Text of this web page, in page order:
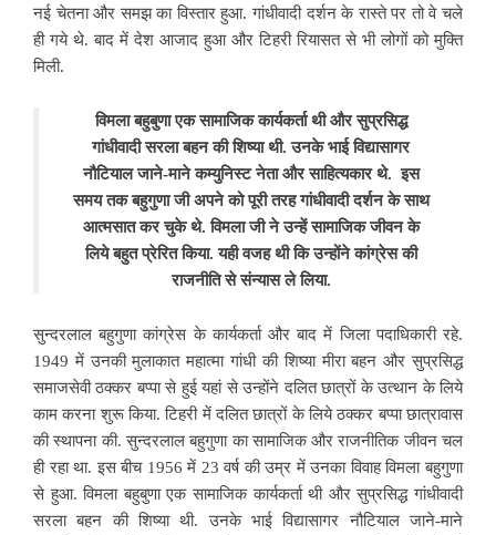
नई चेतना और समझ का विस्तार हुआ. गांधीवादी दर्शन के रास्ते पर तो वे चले
ही गये थे. बाद में देश आजाद हुआ और टिहरी रियासत से भी लोगों को मुक्ति
मिली.
विमला बहुबुणा एक सामाजिक कार्यकर्ता थी और सुप्रसिद्ध
गांधीवादी सरला बहन की शिष्या थी. उनके भाई विद्यासागर
नौटियाल जाने-माने कम्युनिस्ट नेता और साहित्यकार थे. इस
समय तक बहुगुणा जी अपने को पूरी तरह गांधीवादी दर्शन के साथ
आत्मसात कर चुके थे. विमला जी ने उन्हें सामाजिक जीवन के
लिये बहुत प्रेरित किया. यही वजह थी कि उन्होंने कांग्रेस की
राजनीति से संन्यास ले लिया.
सुन्दरलाल बहुगुणा कांग्रेस के कार्यकर्ता और बाद में जिला पदाधिकारी रहे.
1949 में उनकी मुलाकात महात्मा गांधी की शिष्या मीरा बहन और सुप्रसिद्ध
समाजसेवी ठक्कर बप्पा से हुई यहां से उन्होंने दलित छात्रों के उत्थान के लिये
काम करना शुरू किया. टिहरी में दलित छात्रों के लिये ठक्कर बप्पा छात्रावास
की स्थापना की.सुन्दरलाल बहुगुणा का सामाजिक और राजनीतिक जीवन चल
ही रहा था. इस बीच 1956 में 23 वर्ष की उम्र में उनका विवाह विमला बहुगुणा
से हुआ. विमला बहुबुणा एक सामाजिक कार्यकर्ता थी और सुप्रसिद्ध गांधीवादी
सरला बहन की शिष्या थी. उनके भाई विद्यासागर नौटियाल जाने-माने